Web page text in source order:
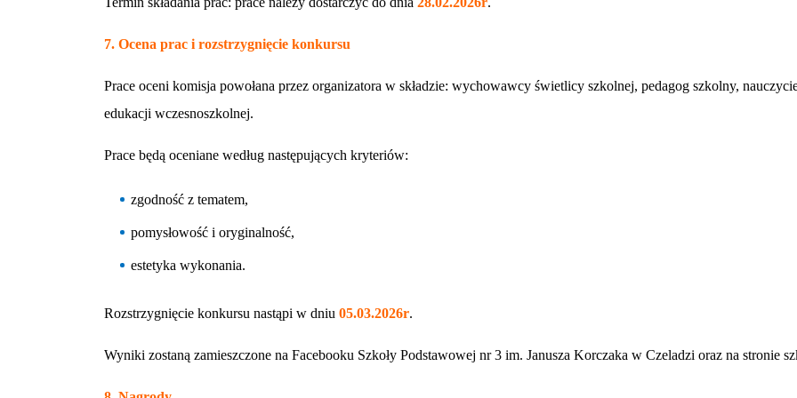
7. Ocena prac i rozstrzygnięcie konkursu
Prace oceni komisja powołana przez organizatora w składzie: wychowawcy świetlicy szkolnej, pedagog szkolny,
edukacji wczesnoszkolnej.
Prace będą oceniane według następujących kryteriów:
zgodność z tematem,
pomysłowość i oryginalność,
estetyka wykonania.
Rozstrzygnięcie konkursu nastąpi w dniu 05.03.2026r.
Wyniki zostaną zamieszczone na Facebooku Szkoły Podstawowej nr 3 im. Janusza Korczaka w Czeladzi oraz na stronie